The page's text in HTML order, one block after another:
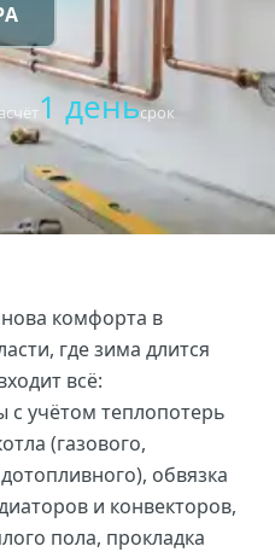
1 деньсрок
комфорта в
где зима длится
всё:
с учётом теплопотерь
(газового,
обвязка
и конвекторов,
пола, прокладка